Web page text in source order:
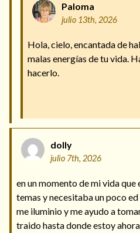
Paloma
julio 13th, 2026
Hola, cielo, encantada de
malas energías de tu vida.
hacerlo.
dolly
julio 7th, 2026
en un momento de mi vida
temas y necesitaba un poco
me iluminio y me ayudo a
traido hasta donde estoy